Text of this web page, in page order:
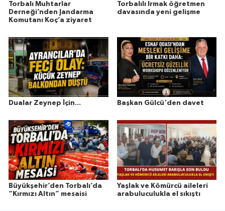
Torbalı Muhtarlar
Derneği’nden Jandarma
Komutanı Koç’a ziyaret
Torbalılı Irmak öğretmen
davasında yeni gelişme
Dualar Zeynep İçin... Başkan Gülcü'den davet
Büyükşehir’den Torbalı’da
“Kırmızı Altın” mesaisi
Yaşlak ve Kömürcü aileleri
arabuluculukla el sıkıştı